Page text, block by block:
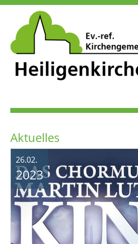
Aktuelles
26.02.
2023